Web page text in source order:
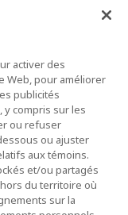
activer des
Web, pour améliorer
publicités
compris sur les
ou refuser
ou ajuster
aux témoins.
et/ou partagés
du territoire où
sur la